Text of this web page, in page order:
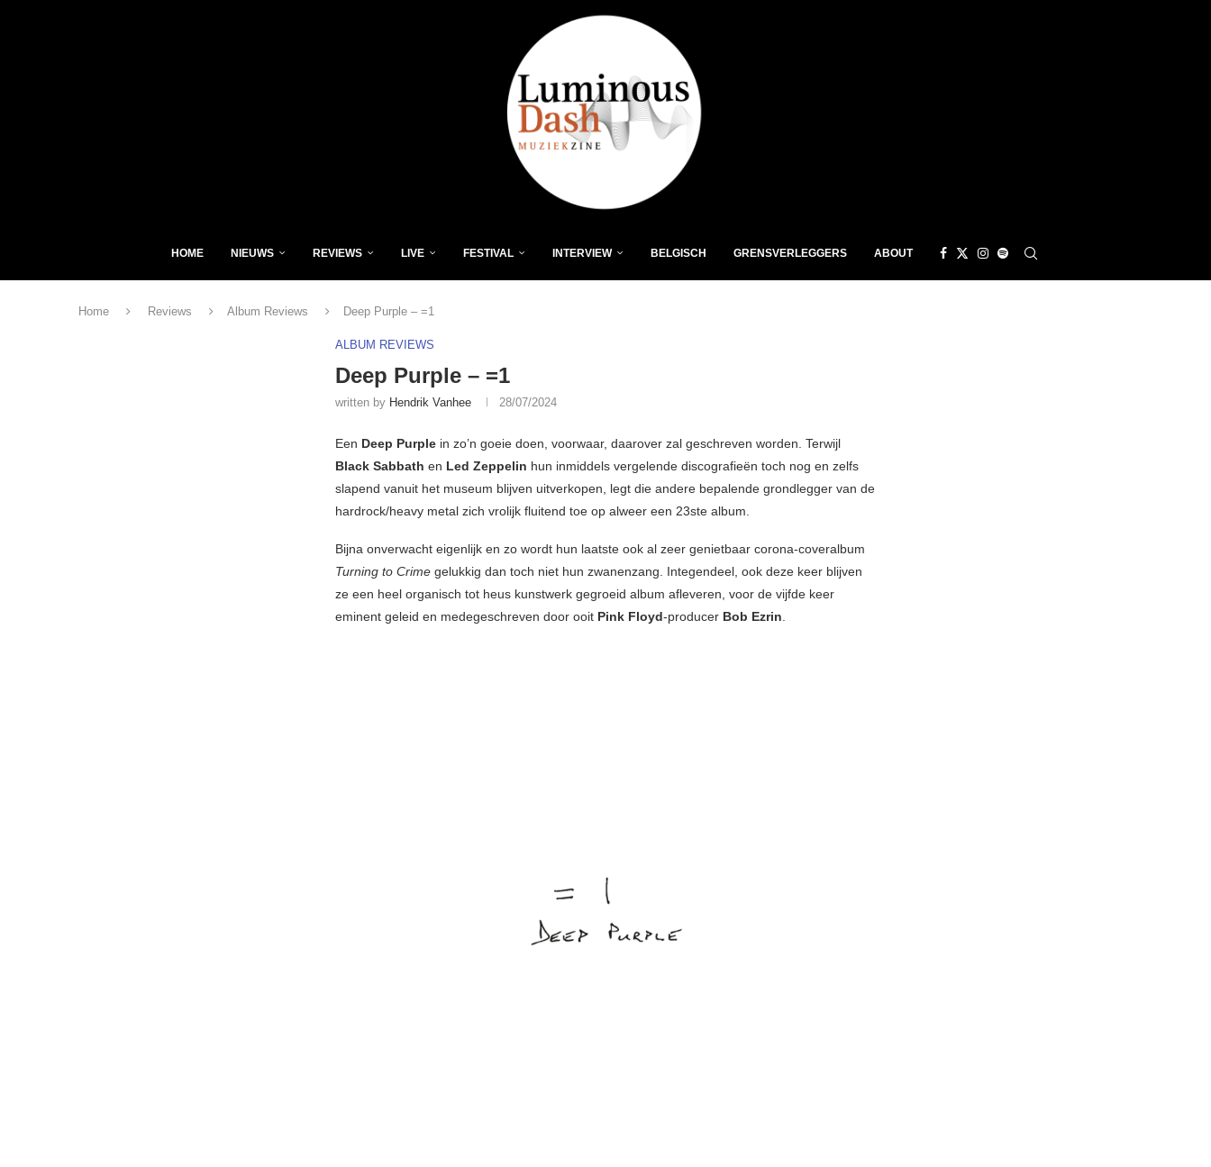
HOME NIEUWS REVIEWS LIVE FESTIVAL INTERVIEW BELGISCH GRENSVERLEGGERS ABOUT
Home Reviews Album Reviews Deep Purple – =1
ALBUM REVIEWS
Deep Purple – =1
written by Hendrik Vanhee 28/07/2024
Een Deep Purple in zo’n goeie doen, voorwaar, daarover zal geschreven worden. Terwijl
Black Sabbath en Led Zeppelin hun inmiddels vergelende discografieën toch nog en zelfs
slapend vanuit het museum blijven uitverkopen, legt die andere bepalende grondlegger van de
hardrock/heavy metal zich vrolijk fluitend toe op alweer een 23ste album.
Bijna onverwacht eigenlijk en zo wordt hun laatste ook al zeer genietbaar corona-coveralbum
Turning to Crime gelukkig dan toch niet hun zwanenzang. Integendeel, ook deze keer blijven
ze een heel organisch tot heus kunstwerk gegroeid album afleveren, voor de vijfde keer
eminent geleid en medegeschreven door ooit Pink Floyd-producer Bob Ezrin.